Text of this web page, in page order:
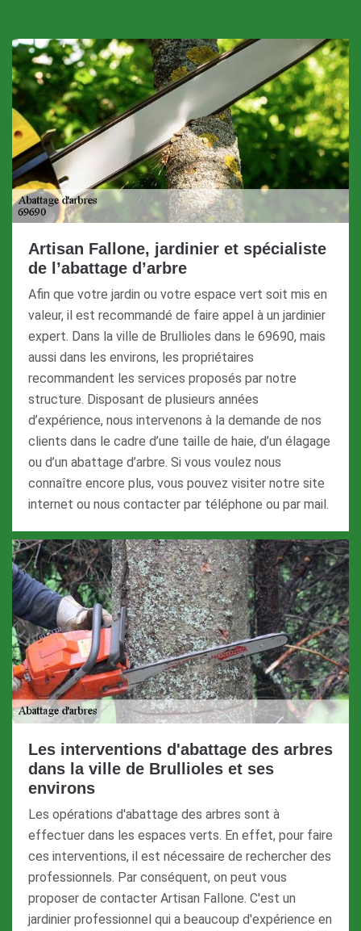
Artisan Fallone, jardinier et spécialiste
de l’abattage d’arbre
Afin que votre jardin ou votre espace vert soit mis en
valeur, il est recommandé de faire appel à un jardinier
expert. Dans la ville de Brullioles dans le 69690, mais
aussi dans les environs, les propriétaires
recommandent les services proposés par notre
structure. Disposant de plusieurs années
d’expérience, nous intervenons à la demande de nos
clients dans le cadre d’une taille de haie, d’un élagage
ou d’un abattage d’arbre. Si vous voulez nous
connaître encore plus, vous pouvez visiter notre site
internet ou nous contacter par téléphone ou par mail.
Les interventions d'abattage des arbres
dans la ville de Brullioles et ses
environs
Les opérations d'abattage des arbres sont à
effectuer dans les espaces verts. En effet, pour faire
ces interventions, il est nécessaire de rechercher des
professionnels. Par conséquent, on peut vous
proposer de contacter Artisan Fallone. C'est un
jardinier professionnel qui a beaucoup d'expérience en